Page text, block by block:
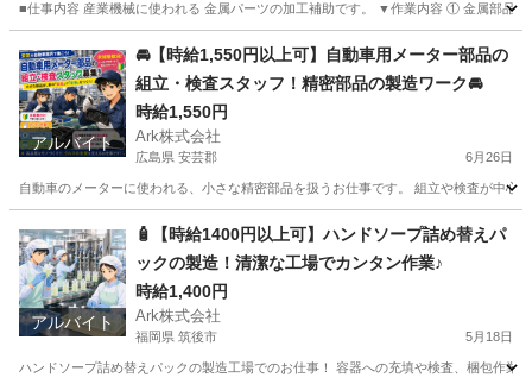
■仕事内容 産業機械に使われる 金属パーツの加工補助です。 ▼作業内容 ① 金属部品
工場 無料
アルバイト
🚘【時給1,550円以上可】自動車用メーター部品の
組立・検査スタッフ！精密部品の製造ワーク🚘
時給1,550円
Ark株式会社
広島県 安芸郡 6月26日
自動車のメーターに使われる、小さな精密部品を扱うお仕事です。 組立や検査が中
工場 自動車
アルバイト
🧴【時給1400円以上可】ハンドソープ詰め替えパ
ックの製造！清潔な工場でカンタン作業♪
時給1,400円
Ark株式会社
福岡県 筑後市 5月18日
ハンドソープ詰め替えパックの製造工場でのお仕事！ 容器への充填や検査、梱包作